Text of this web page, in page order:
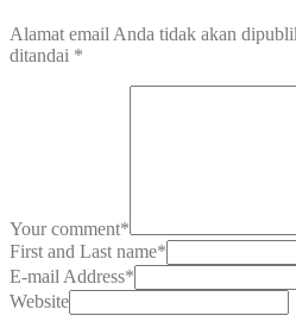
Alamat email Anda tidak akan
ditandai *
Your comment*
First and Last name*
E-mail Address*
Website